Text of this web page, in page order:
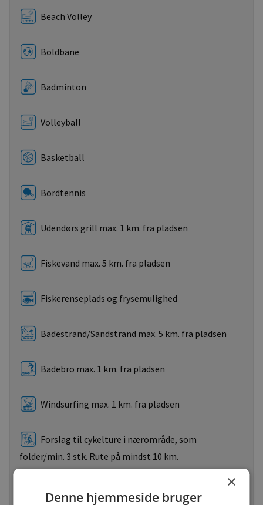
Beach Volley
Boldbane
Badminton
Volleyball
Basketball
Bordtennis
Udendørs grill max. 1 km. fra pladsen
Fiskevand max. 5 km. fra pladsen
Fiskerenseplads og frysemulighed
Badestrand/Sandstrand max. 5 km. fra pladsen
Badebro max. 1 km. fra pladsen
Windsurfing max. 1 km. fra pladsen
Forslag til cykelture i nærområde, som
folder/min. 3 stk. Rute på mindst 10 km.
Forslag til vandreture som folder/min. 3 stk. Rute
×
Denne hjemmeside bruger